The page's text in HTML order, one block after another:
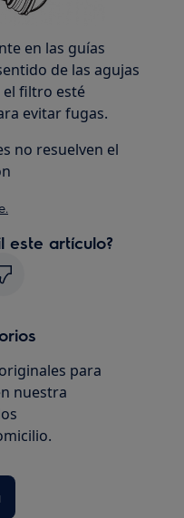
en las guías
de las agujas
el filtro esté
evitar fugas.
no resuelven el
este artículo?
para
nuestra